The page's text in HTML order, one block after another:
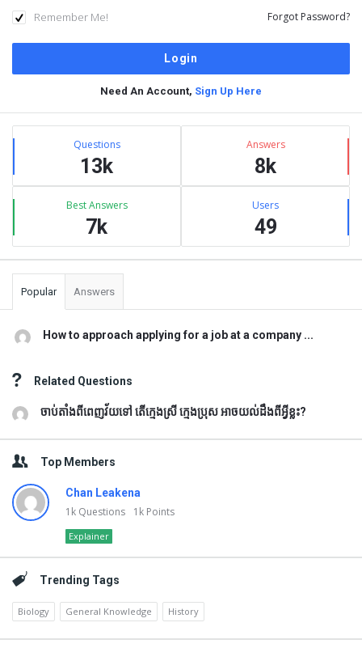
Remember Me! Forgot Password?
Need An Account, Sign Up Here
Sidebar
Stats Questions
13k
Answers
8k
Best Answers
7k
Users
49
Popular Answers
How to approach applying for a job at a company ...
Related Questions
ចាប់តាំងពីពេញវ័យទៅ តើក្មេងស្រី ក្មេងប្រុស អាចយល់ដឹងពីអ្វីខ្លះ?
Top Members
Chan Leakena
1k Questions 1k Points
Explainer
Trending Tags
Biology General Knowledge History